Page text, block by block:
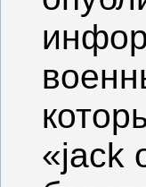
«jack